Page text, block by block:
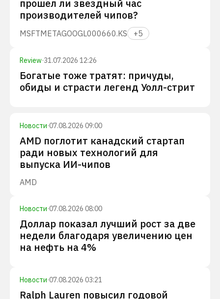
прошел ли звездный час
производителей чипов?
MSFTMETAGOOGL000660.KS +5
Review·31.07.2026 12:26
Богатые тоже тратят: причуды,
обиды и страсти легенд Уолл-стрит
Новости·07.08.2026 09:00
AMD поглотит канадский стартап
ради новых технологий для
выпуска ИИ-чипов
AMD
Новости·07.08.2026 08:00
Доллар показал лучший рост за две
недели благодаря увеличению цен
на нефть на 4%
Новости·07.08.2026 03:21
Ralph Lauren повысил годовой